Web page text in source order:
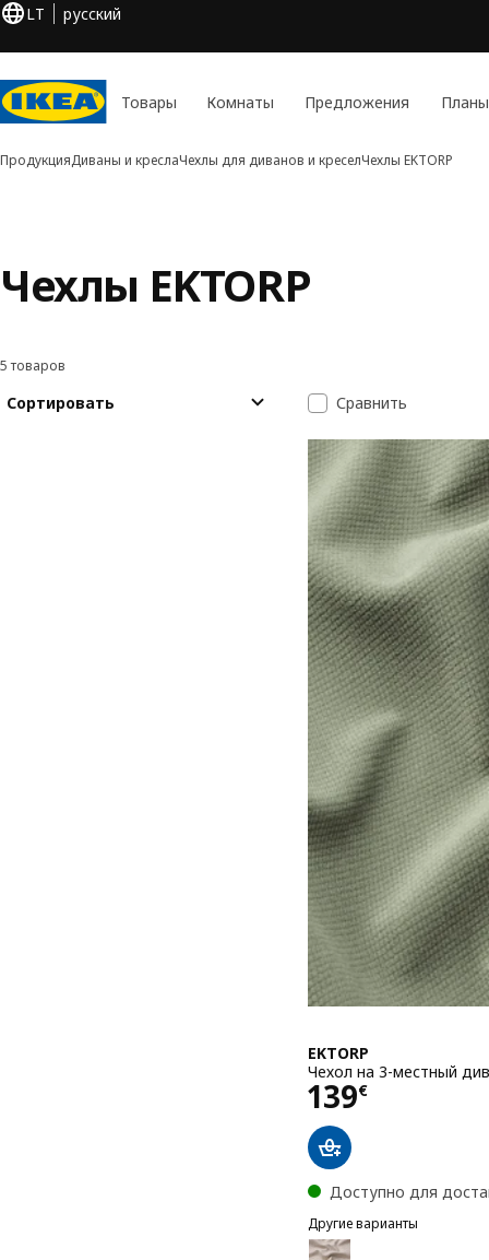
LT русский
Товары Комнаты Предложения
ПродукцияДиваны и креслаЧехлы для диванов и креселЧехлы EKTORP
Чехлы EKTORP
Фильтровать и сортировать
5 товаров
Сортировать Список
Сравнить
EKTORP
Чехол на 3-местный
139€
Цена 139€
Доступно для
Другие варианты
EKTORP
Вариант: EKTORP,